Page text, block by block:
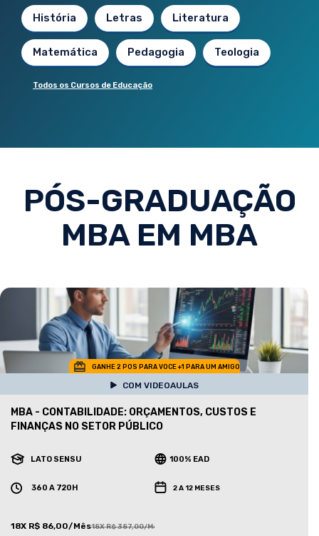
História Letras Literatura
Matemática Pedagogia Teologia
Todos os Cursos de Educação
PÓS-GRADUAÇÃO
MBA EM MBA
GANHE 2 POS PARA VOCE +1 PARA UM AMIGO
COM VIDEOAULAS
MBA - CONTABILIDADE: ORÇAMENTOS, CUSTOS E
FINANÇAS NO SETOR PÚBLICO
LATO SENSU 100% EAD
360 A 720H 2 A 12 MESES
18X R$ 86,00/Mês18X R$ 387,00/Mês